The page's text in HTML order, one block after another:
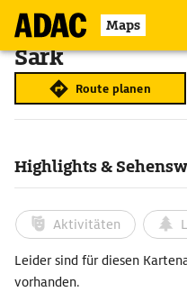
Maps
Sark
Route planen
Highlights &
Aktivitäten
Leider sind für diesen
vorhanden.